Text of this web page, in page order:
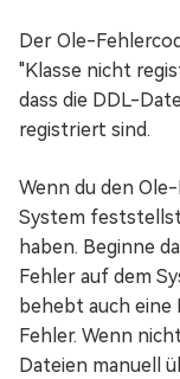
Der Ole-
"Klasse nicht
dass die DDL-
registriert sind.
Wenn du den
System
haben. Beginne
Fehler auf dem
behebt auch
Fehler. Wenn
Dateien manuell